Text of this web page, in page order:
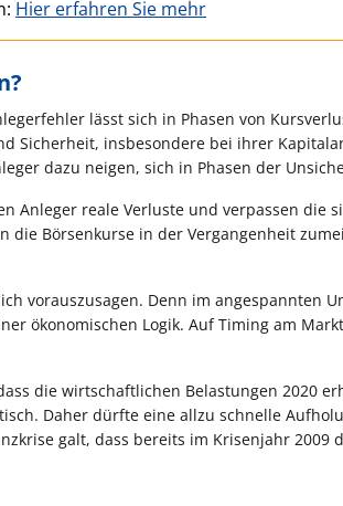
Hier erfahren Sie mehr
lässt sich in Phasen von
Sicherheit, insbesondere bei ihrer
dazu neigen, sich in Phasen der
Anleger reale Verluste und verpassen die
die Börsenkurse in der Vergangenheit
vorauszusagen. Denn im angespannten
ökonomischen Logik. Auf Timing am
die wirtschaftlichen Belastungen 2020
Daher dürfte eine allzu schnelle
galt, dass bereits im Krisenjahr 2009